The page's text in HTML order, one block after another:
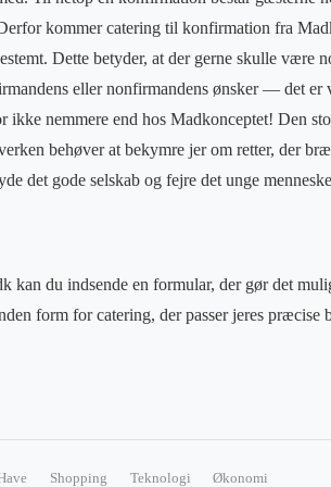
kommer catering til konfirmation fra
Dette betyder, at der gerne skulle være
eller nonfirmandens ønsker — det er
ikke nemmere end hos Madkonceptet! Den
behøver at bekymre jer om retter, der
det gode selskab og fejre det unge
kan du indsende en formular, der gør det
form for catering, der passer jeres præcise
Shopping Teknologi Økonomi